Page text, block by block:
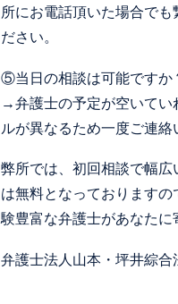
所にお電話頂いた場合で
ださい。
⑤当日の相談は可能ですか
→弁護士の予定が空いてい
ルが異なるため一度ご連絡
弊所では、初回相談で幅
は無料となっております
験豊富な弁護士があなたに
弁護士法人山本・坪井綜合